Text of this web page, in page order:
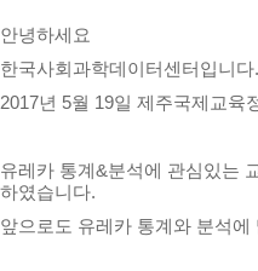
안녕하세요
한국사회과학데이터센터입니다.
2017년 5월 19일 제주국제교육
유레카 통계&분석에 관심있는
하였습니다.
앞으로도 유레카 통계와 분석